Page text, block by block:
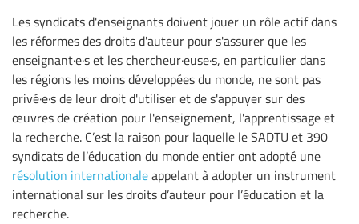
Les syndicats d'enseignants doivent jouer un rôle actif dans
les réformes des droits d'auteur pour s'assurer que les
enseignant·e·s et les chercheur·euse·s, en particulier dans
les régions les moins développées du monde, ne sont pas
privé·e·s de leur droit d'utiliser et de s'appuyer sur des
œuvres de création pour l'enseignement, l'apprentissage et
la recherche. C’est la raison pour laquelle le SADTU et 390
syndicats de l’éducation du monde entier ont adopté une
résolution internationaleappelant à adopter un instrument
international sur les droits d’auteur pour l’éducation et la
recherche.